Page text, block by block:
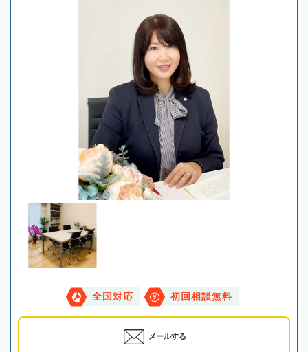
全国対応 初回相談無料
メールする